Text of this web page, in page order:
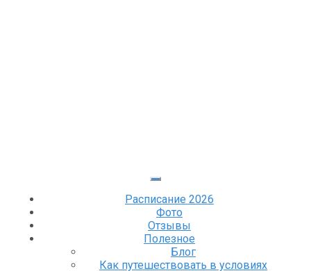
Расписание 2026
Фото
Отзывы
Полезное
Блог
Как путешествовать в условиях